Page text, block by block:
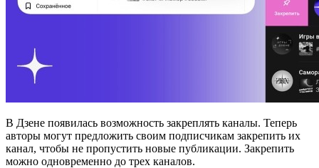
В Дзене появилась возможность закреплять каналы. Теперь
авторы могут предложить своим подписчикам закрепить их
канал, чтобы не пропустить новые публикации. Закрепить
можно одновременно до трех каналов.